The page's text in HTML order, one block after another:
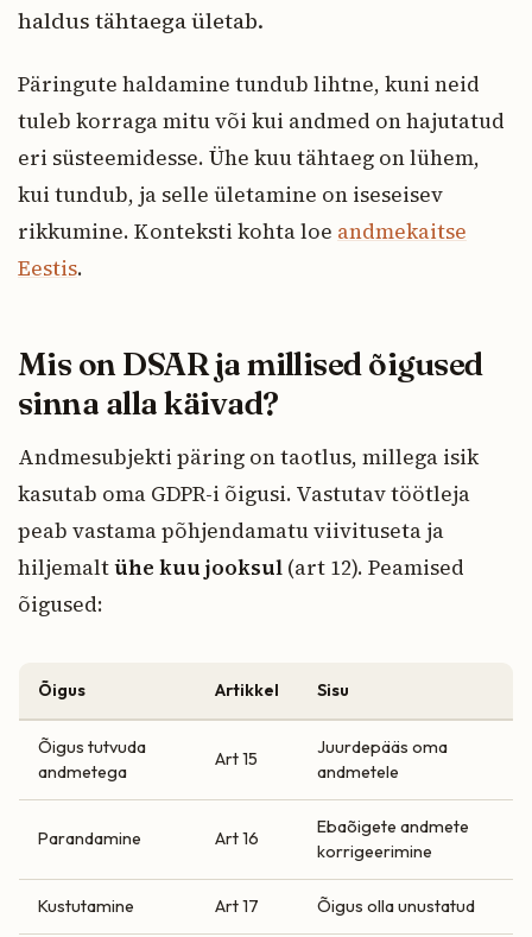
haldus tähtaega ületab.
Päringute haldamine tundub lihtne, kuni neid
tuleb korraga mitu või kui andmed on hajutatud
eri süsteemidesse. Ühe kuu tähtaeg on lühem,
kui tundub, ja selle ületamine on iseseisev
rikkumine. Konteksti kohta loe andmekaitse
Eestis.
Mis on DSAR ja millised õigused
sinna alla käivad?
Andmesubjekti päring on taotlus, millega isik
kasutab oma GDPR-i õigusi. Vastutav töötleja
peab vastama põhjendamatu viivituseta ja
hiljemaltühe kuu jooksul (art 12). Peamised
õigused:
Õigus Artikkel Sisu
Õigus tutvuda
andmetega
Art 15
Juurdepääs oma
andmetele
Parandamine Art 16
Ebaõigete andmete
korrigeerimine
Kustutamine Art 17 Õigus olla unustatud